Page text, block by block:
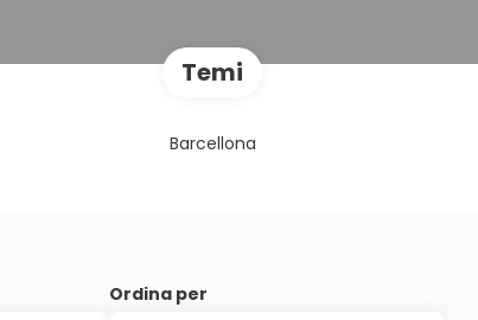
Temi
Barcellona
Ordina per